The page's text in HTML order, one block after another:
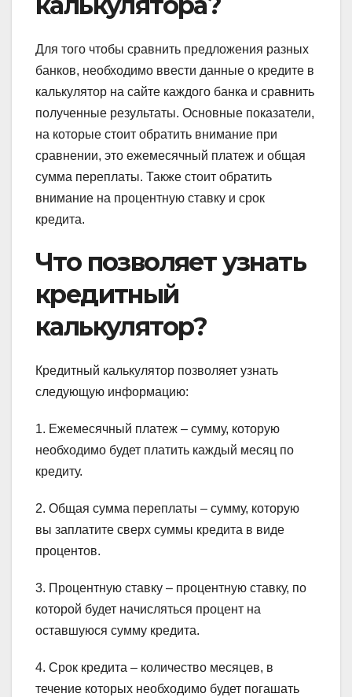
Для того чтобы сравнить предложения разных
банков, необходимо ввести данные о кредите в
калькулятор на сайте каждого банка и сравнить
полученные результаты. Основные показатели,
на которые стоит обратить внимание при
сравнении, это ежемесячный платеж и общая
сумма переплаты. Также стоит обратить
внимание на процентную ставку и срок
кредита.
Что позволяет узнать
кредитный
калькулятор?
Кредитный калькулятор позволяет узнать
следующую информацию:
1. Ежемесячный платеж – сумму, которую
необходимо будет платить каждый месяц по
кредиту.
2. Общая сумма переплаты – сумму, которую
вы заплатите сверх суммы кредита в виде
процентов.
3. Процентную ставку – процентную ставку, по
которой будет начисляться процент на
оставшуюся сумму кредита.
4. Срок кредита – количество месяцев, в
течение которых необходимо будет погашать